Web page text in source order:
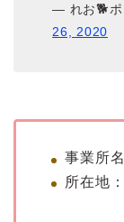
— れお🐕ポ
26, 2020
事業所
所在地